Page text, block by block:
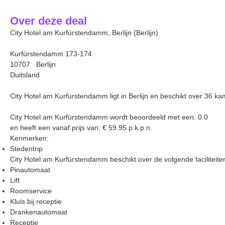
Over deze deal
City Hotel am Kurfürstendamm, Berlijn (Berlijn)
Kurfürstendamm 173-174
10707 Berlijn
Duitsland
City Hotel am Kurfürstendamm ligt in Berlijn en beschikt over 36
City Hotel am Kurfürstendamm wordt beoordeeld met een: 0.0
en heeft een vanaf prijs van: € 59.95 p.k.p.n.
Kenmerken:
Stedentrip
City Hotel am Kurfürstendamm beschikt over de volgende
Pinautomaat
Lift
Roomservice
Kluis bij receptie
Drankenautomaat
Receptie